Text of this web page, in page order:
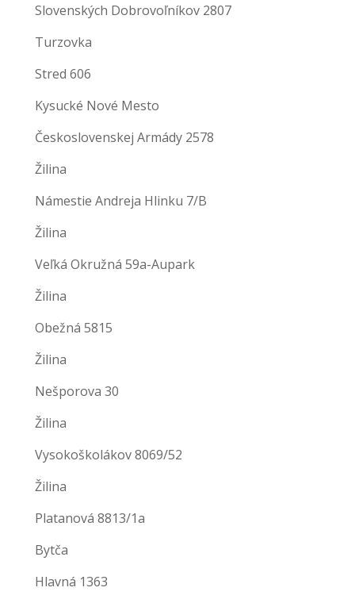
Slovenských Dobrovoľníkov 2807
Turzovka
Stred 606
Kysucké Nové Mesto
Československej Armády 2578
Žilina
Námestie Andreja Hlinku 7/B
Žilina
Veľká Okružná 59a-Aupark
Žilina
Obežná 5815
Žilina
Nešporova 30
Žilina
Vysokoškolákov 8069/52
Žilina
Platanová 8813/1a
Bytča
Hlavná 1363